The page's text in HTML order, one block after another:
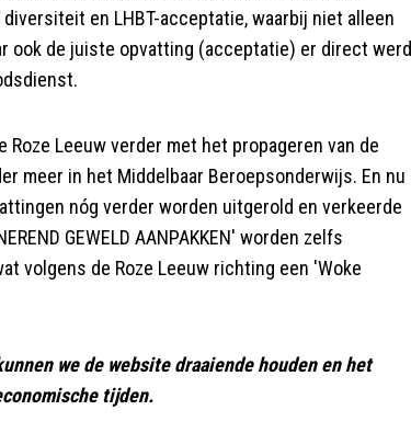
en LHBT-acceptatie, waarbij niet alleen
ook de juiste opvatting (acceptatie) er direct werd
Leeuw verder met het propageren van de
meer in het Middelbaar Beroepsonderwijs. En nu
nóg verder worden uitgerold en verkeerde
GEWELD AANPAKKEN' worden zelfs
volgens de Roze Leeuw richting een 'Woke
we de website draaiende houden en het
tijden.